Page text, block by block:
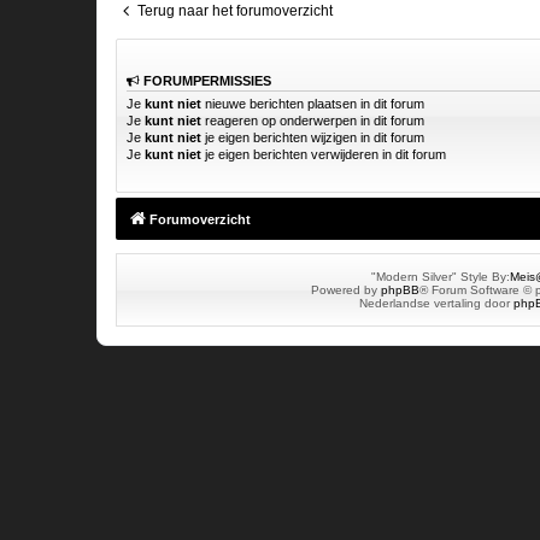
Terug naar het forumoverzicht
FORUMPERMISSIES
Je kunt niet nieuwe berichten plaatsen in dit forum
Je kunt niet reageren op onderwerpen in dit forum
Je kunt niet je eigen berichten wijzigen in dit forum
Je kunt niet je eigen berichten verwijderen in dit forum
Forumoverzicht
"Modern Silver" Style By:
Powered by phpBB® Forum Software ©
Nederlandse vertaling door